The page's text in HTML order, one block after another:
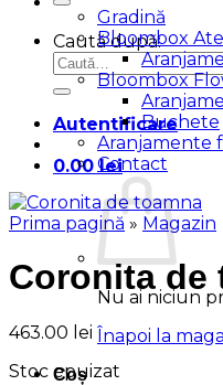
Caută după:
Autentificare
0.00lei
Nu ai niciun
Înapoi la
Coș
Gradină
Bloombox
Bloombox
Buchete
Aranjamente
Contact
Prima pagină » Magazin
Coronita de
463.00 lei
Stoc epuizat